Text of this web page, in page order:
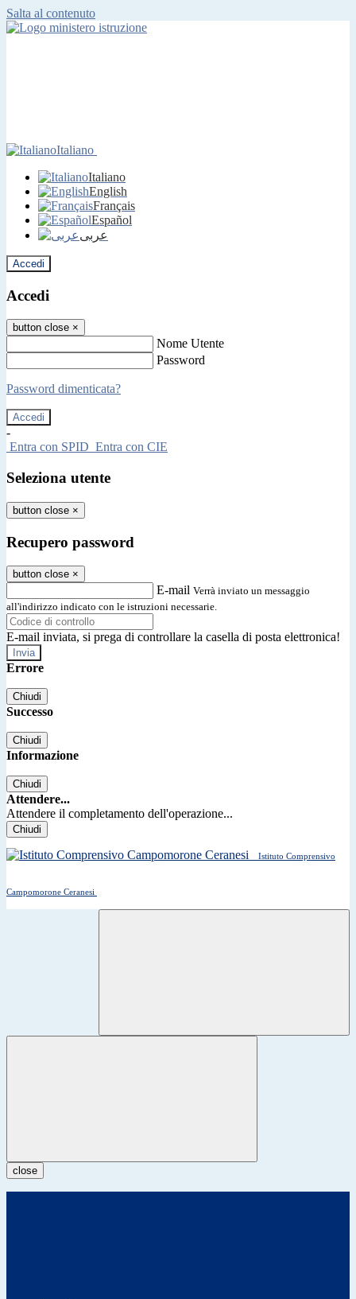
Salta al contenuto
Italiano
Italiano
English
Français
Español
عربى
Accedi
Accedi
button close ×
Nome Utente
Password
Password dimenticata?
-
Entra con SPID Entra con CIE
Seleziona utente
button close ×
Recupero password
button close ×
E-mail Verrà inviato un messaggio
all'indirizzo indicato con le istruzioni necessarie.
E-mail inviata, si prega di controllare la casella di posta elettronica!
Errore
Chiudi
Successo
Chiudi
Informazione
Chiudi
Attendere...
Attendere il completamento dell'operazione...
Chiudi
Istituto Comprensivo
Campomorone Ceranesi
close